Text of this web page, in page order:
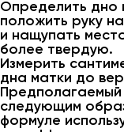
Определить дно
положить руку
и нащупать
более твердую.
Измерить
дна матки до
следующим
формуле